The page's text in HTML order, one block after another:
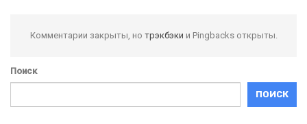
Комментарии закрыты, но трэкбэки и Pingbacks открыты.
Поиск
ПОИСК